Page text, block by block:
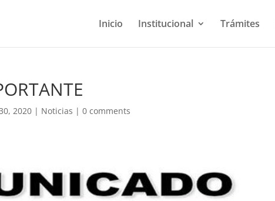
Inicio Institucional Trámites
2020 | Noticias | 0 comments